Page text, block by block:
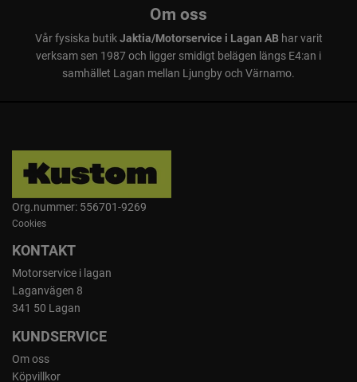
Om oss
Vår fysiska butikJaktia/Motorservice i Lagan ABhar varit
verksam sen 1987 och ligger smidigt belägen längs E4:an i
samhället Lagan mellan Ljungby och Värnamo.
Org.nummer: 556701-9269
Cookies
KONTAKT
Motorservice i lagan
Laganvägen 8
341 50 Lagan
KUNDSERVICE
Om oss
Köpvillkor